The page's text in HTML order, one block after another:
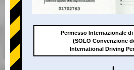
Permesso Internazionale di
(SOLO Convenzione
International Driving